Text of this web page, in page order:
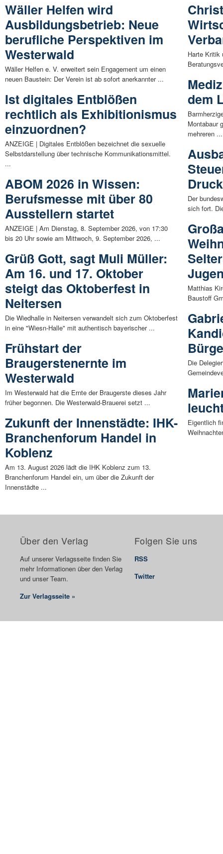
Wäller Helfen wird
Ausbildungsbetrieb: Neue
berufliche Perspektiven im
Westerwald
Wäller Helfen e. V. erweitert sein Engagement um einen
neuen Baustein: Der Verein ist ab sofort anerkannter ...
Ist digitales Entblößen
rechtlich als Exhibitionismus
einzuordnen?
ANZEIGE | Digitales Entblößen bezeichnet die sexuelle
Selbstdarstellung über technische Kommunikationsmittel.
...
ABOM 2026 in Wissen:
Berufsmesse mit über 80
Ausstellern startet
ANZEIGE | Am Dienstag, 8. September 2026, von 17:30
bis 20 Uhr sowie am Mittwoch, 9. September 2026, ...
Grüß Gott, sagt Muli Müller:
Am 16. und 17. Oktober
steigt das Oktoberfest in
Neitersen
Die Wiedhalle in Neitersen verwandelt sich zum Oktoberfest
in eine "Wiesn-Halle" mit authentisch bayerischer ...
Frühstart der
Braugerstenernte im
Westerwald
Im Westerwald hat die Ernte der Braugerste dieses Jahr
früher begonnen. Die Westerwald-Brauerei setzt ...
Zukunft der Innenstädte: IHK-
Branchenforum Handel in
Koblenz
Am 13. August 2026 lädt die IHK Koblenz zum 13.
Branchenforum Handel ein, um über die Zukunft der
Innenstädte ...
Harte Kritik
dem
Montabaur
mehreren ...
Der
sich fort.
Matthias
Baustoff
Die
Eigentlich
Über den Verlag
Auf unserer Verlagsseite finden Sie
mehr Informationen über den Verlag
und unser Team.
Zur Verlagsseite »
Folgen Sie uns
RSS
Twitter